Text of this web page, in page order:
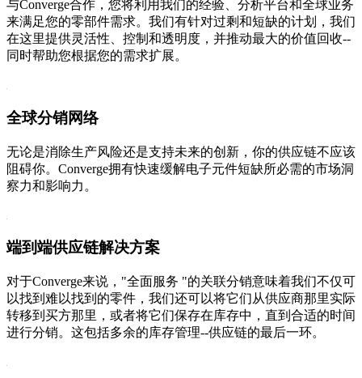
与Converge合作，您将利用我们的经验、分析平台和全球业务
来满足您的零部件需求。我们有针对过剩和短缺的计划，我们
在这里提供灵活性、控制和透明度，并推动最大的价值回收--
同时帮助您根据您的需求扩展。
全球分销网络
无论是消除生产风险还是支持未来的创新，你的供应链不应该
阻碍你。Converge拥有快速缓解电子元件短缺所必需的市场洞
察力和影响力。
端到端供应链解决方案
对于Converge来说，"全面服务 "的关联分销意味着我们不仅可
以找到难以找到的零件，我们还可以将它们从供应商那里实际
转移到买方那里，或者将它们保存在库存中，直到合适的时间
进行分销。这包括多余的库存管理--供应链的最后一环。